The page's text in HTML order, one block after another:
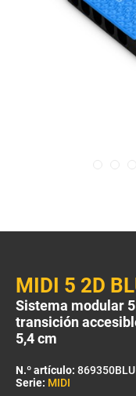
MIDI 5 2D
Sistema modular
transición
5,4 cm
N.º artículo: 869350BLU
Serie: MIDI